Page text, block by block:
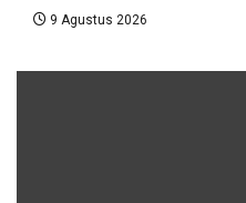
9 Agustus 2026